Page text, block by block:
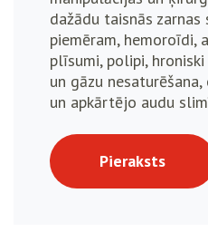
dažādu taisnās
piemēram, hemoroīdi,
plīsumi, polipi,
un gāzu
un apkārtējo audu
Pieraksts